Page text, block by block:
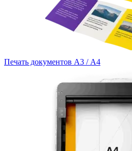
Печать документов А3 / А4